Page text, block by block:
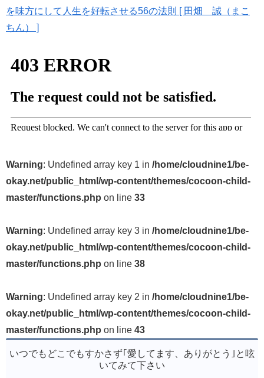
を味方にして人生を好転させる56の法則 [ 田畑 誠（まこ
ちん） ]
Warning: Undefined array key 1 in /home/cloudnine1/be-
okay.net/public_html/wp-content/themes/cocoon-child-
master/functions.php on line 33
Warning: Undefined array key 3 in /home/cloudnine1/be-
okay.net/public_html/wp-content/themes/cocoon-child-
master/functions.php on line 38
Warning: Undefined array key 2 in /home/cloudnine1/be-
okay.net/public_html/wp-content/themes/cocoon-child-
master/functions.php on line 43
いつでもどこでもすかさず｢愛してます、ありがとう｣と呟
いてみて下さい